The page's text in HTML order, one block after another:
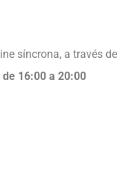
síncrona, a través de
16:00 a 20:00